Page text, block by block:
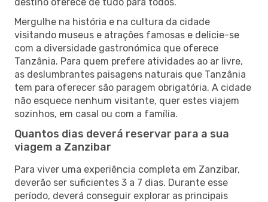
Mergulhe na história e na cultura da cidade
visitando museus e atrações famosas e delicie-se
com a diversidade gastronómica que oferece
Tanzânia. Para quem prefere atividades ao ar livre,
as deslumbrantes paisagens naturais que Tanzânia
tem para oferecer são paragem obrigatória. A cidade
não esquece nenhum visitante, quer estes viajem
sozinhos, em casal ou com a família.
Quantos dias deverá reservar para a sua
viagem a Zanzibar
Para viver uma experiência completa em Zanzibar,
deverão ser suficientes 3 a 7 dias. Durante esse
período, deverá conseguir explorar as principais